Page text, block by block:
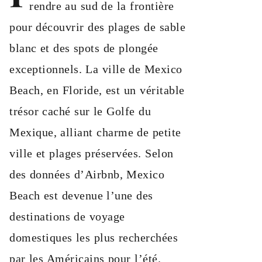
rendre au sud de la frontière
pour découvrir des plages de sable
blanc et des spots de plongée
exceptionnels. La ville de Mexico
Beach, en Floride, est un véritable
trésor caché sur le Golfe du
Mexique, alliant charme de petite
ville et plages préservées. Selon
des données d’Airbnb, Mexico
Beach est devenue l’une des
destinations de voyage
domestiques les plus recherchées
par les Américains pour l’été.